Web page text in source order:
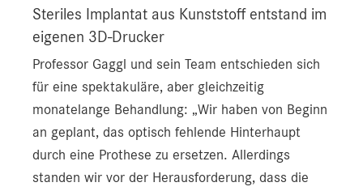
Steriles Implantat aus Kunststoff entstand im
eigenen 3D-Drucker
Professor Gaggl und sein Team entschieden sich
für eine spektakuläre, aber gleichzeitig
monatelange Behandlung: „Wir haben von Beginn
an geplant, das optisch fehlende Hinterhaupt
durch eine Prothese zu ersetzen. Allerdings
standen wir vor der Herausforderung, dass die